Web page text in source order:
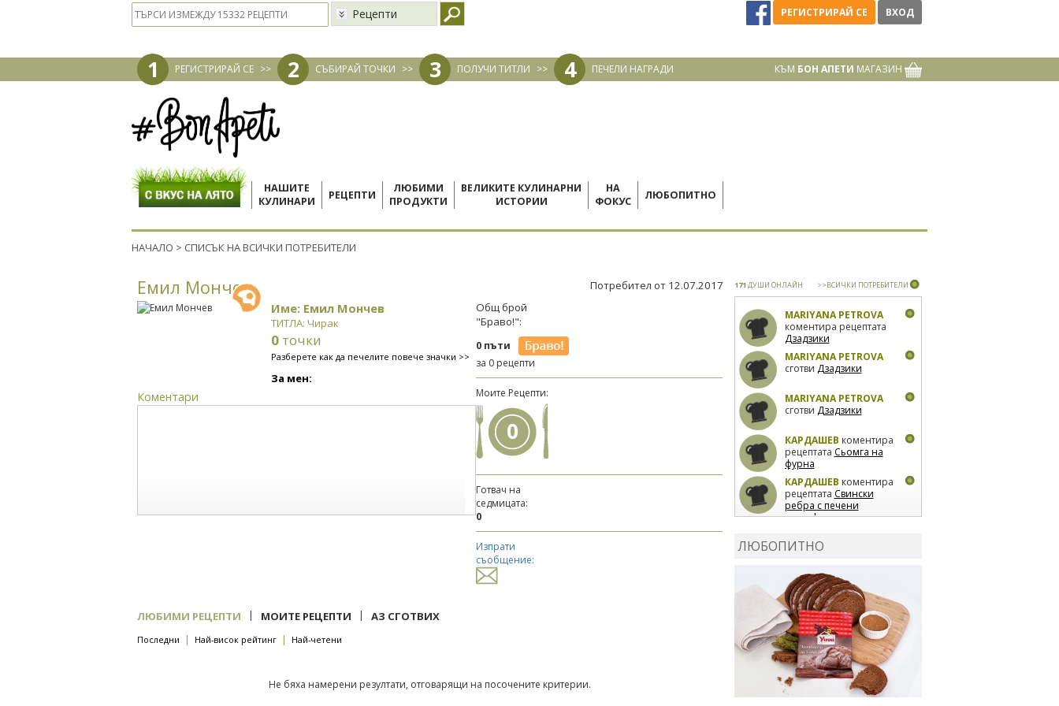
Рецепти РЕГИСТРИРАЙ СЕ ВХОД
1 РЕГИСТРИРАЙ СЕ >> 2 СЪБИРАЙ ТОЧКИ >> 3 ПОЛУЧИ ТИТЛИ >> 4 ПЕЧЕЛИ НАГРАДИ КЪМ БОН АПЕТИ МАГАЗИН
НАШИТЕ
КУЛИНАРИ
РЕЦЕПТИ
ЛЮБИМИ
ПРОДУКТИ
ВЕЛИКИТЕ КУЛИНАРНИ
ИСТОРИИ
НА
ФОКУС
ЛЮБОПИТНО
НАЧАЛО > СПИСЪК НА ВСИЧКИ ПОТРЕБИТЕЛИ
Eмил Mончев Потребител от 12.07.2017
Име: Eмил Mончев
ТИТЛА: Чирак
0 точки
Разберете как да печелите повече значки >>
За мен:
Коментари
Общ брой
"Браво!":
0 пъти
за 0 рецепти
Моите Рецепти:
0
Готвач на
седмицата:
0
Изпрати
съобщение:
ЛЮБИМИ РЕЦЕПТИ | МОИТЕ РЕЦЕПТИ | АЗ СГОТВИХ
Последни | Най-висок рейтинг | Най-четени
Не бяха намерени резултати, отговарящи на посочените критерии.
171 ДУШИ ОНЛАЙН >>ВСИЧКИ ПОТРЕБИТЕЛИ
MARIYANA PETROVA
коментира рецептата
Дзадзики
MARIYANA PETROVA
сготви Дзадзики
MARIYANA PETROVA
сготви Дзадзики
КАРДАШЕВ коментира
рецептата Сьомга на
фурна
КАРДАШЕВ коментира
рецептата Свински
ребра с печени
картофи
лимон
коментира рецептата
Киноа със зеленчуци
ЛЮБОПИТНО